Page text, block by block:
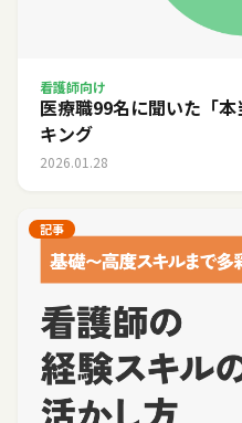
看護師向け
医療職99名に聞いた「
キング
2026.01.28
記事